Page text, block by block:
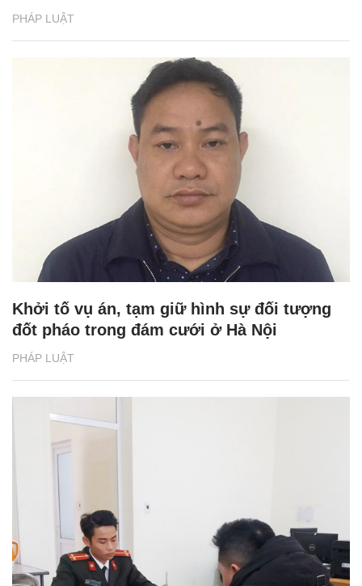
PHÁP LUẬT
PHÁP LUẬT
Khởi tố vụ án, tạm giữ hình sự đối tượng
đốt pháo trong đám cưới ở Hà Nội